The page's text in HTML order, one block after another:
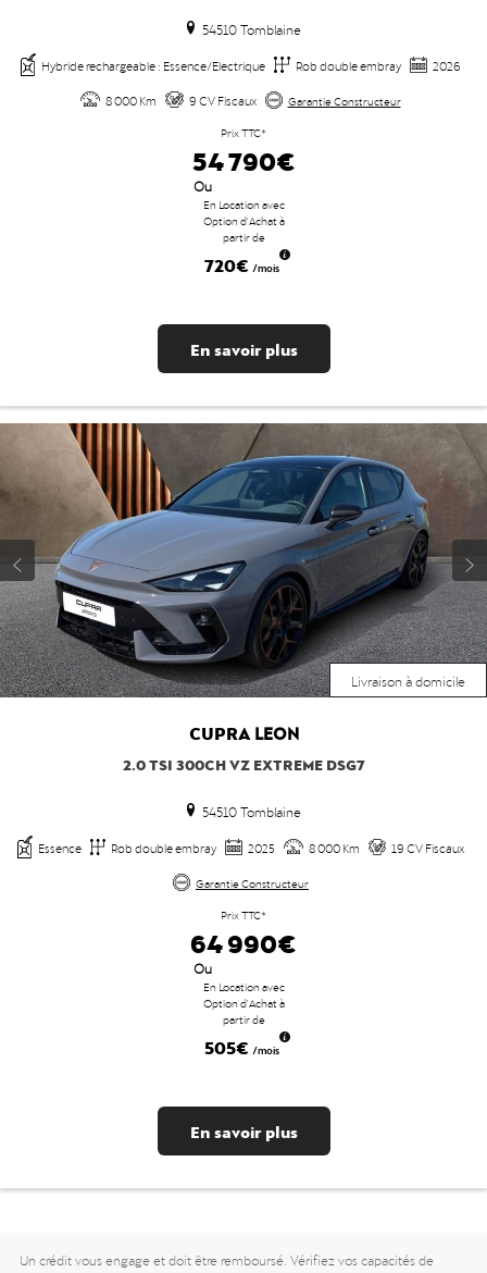
54510 Tomblaine
Hybride rechargeable : Essence/Electrique Rob double embray
2026
8 000 Km
9 CV Fiscaux
Garantie Constructeur
Prix TTC*
54 790€
Ou
En Location avec
Option d'Achat à
partir de
720€ /mois
En savoir plus
Livraison à domicile
CUPRA LEON
2.0 TSI 300CH VZ EXTREME DSG7
54510 Tomblaine
Essence Rob double embray 2025 8 000 Km 19 CV Fiscaux
Garantie Constructeur
Prix TTC*
64 990€
Ou
En Location avec
Option d'Achat à
partir de
505€ /mois
En savoir plus
Un crédit vous engage et doit être remboursé. Vérifiez vos capacités de